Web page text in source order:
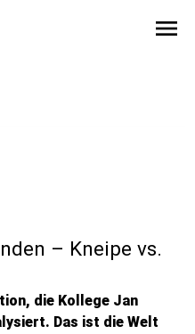
menu
– Kneipe vs.
die Kollege Jan
Das ist die Welt